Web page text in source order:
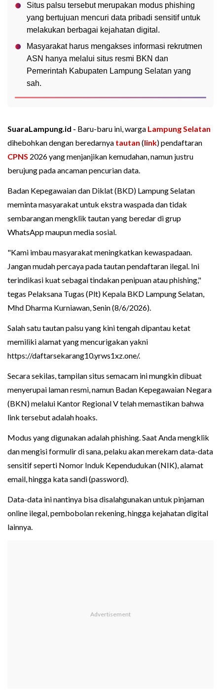
Situs palsu tersebut merupakan modus phishing
yang bertujuan mencuri data pribadi sensitif untuk
melakukan berbagai kejahatan digital.
Masyarakat harus mengakses informasi rekrutmen
ASN hanya melalui situs resmi BKN dan
Pemerintah Kabupaten Lampung Selatan yang
sah.
SuaraLampung.id - Baru-baru ini, warga Lampung Selatan
dihebohkan dengan beredarnya tautan (link) pendaftaran
CPNS 2026 yang menjanjikan kemudahan, namun justru
berujung pada ancaman pencurian data.
Badan Kepegawaian dan Diklat (BKD) Lampung Selatan
meminta masyarakat untuk ekstra waspada dan tidak
sembarangan mengklik tautan yang beredar di grup
WhatsApp maupun media sosial.
"Kami imbau masyarakat meningkatkan kewaspadaan.
Jangan mudah percaya pada tautan pendaftaran ilegal. Ini
terindikasi kuat sebagai tindakan penipuan atau phishing,"
tegas Pelaksana Tugas (Plt) Kepala BKD Lampung Selatan,
Mhd Dharma Kurniawan, Senin (8/6/2026).
Salah satu tautan palsu yang kini tengah dipantau ketat
memiliki alamat yang mencurigakan yakni
https://daftarsekarang10.yrws1xz.one/.
Secara sekilas, tampilan situs semacam ini mungkin dibuat
menyerupai laman resmi, namun Badan Kepegawaian Negara
(BKN) melalui Kantor Regional V telah memastikan bahwa
link tersebut adalah hoaks.
Modus yang digunakan adalah phishing. Saat Anda mengklik
dan mengisi formulir di sana, pelaku akan merekam data-data
sensitif seperti Nomor Induk Kependudukan (NIK), alamat
email, hingga kata sandi (password).
Data-data ini nantinya bisa disalahgunakan untuk pinjaman
online ilegal, pembobolan rekening, hingga kejahatan digital
lainnya.